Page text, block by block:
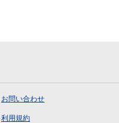
お問い合わせ
利用規約